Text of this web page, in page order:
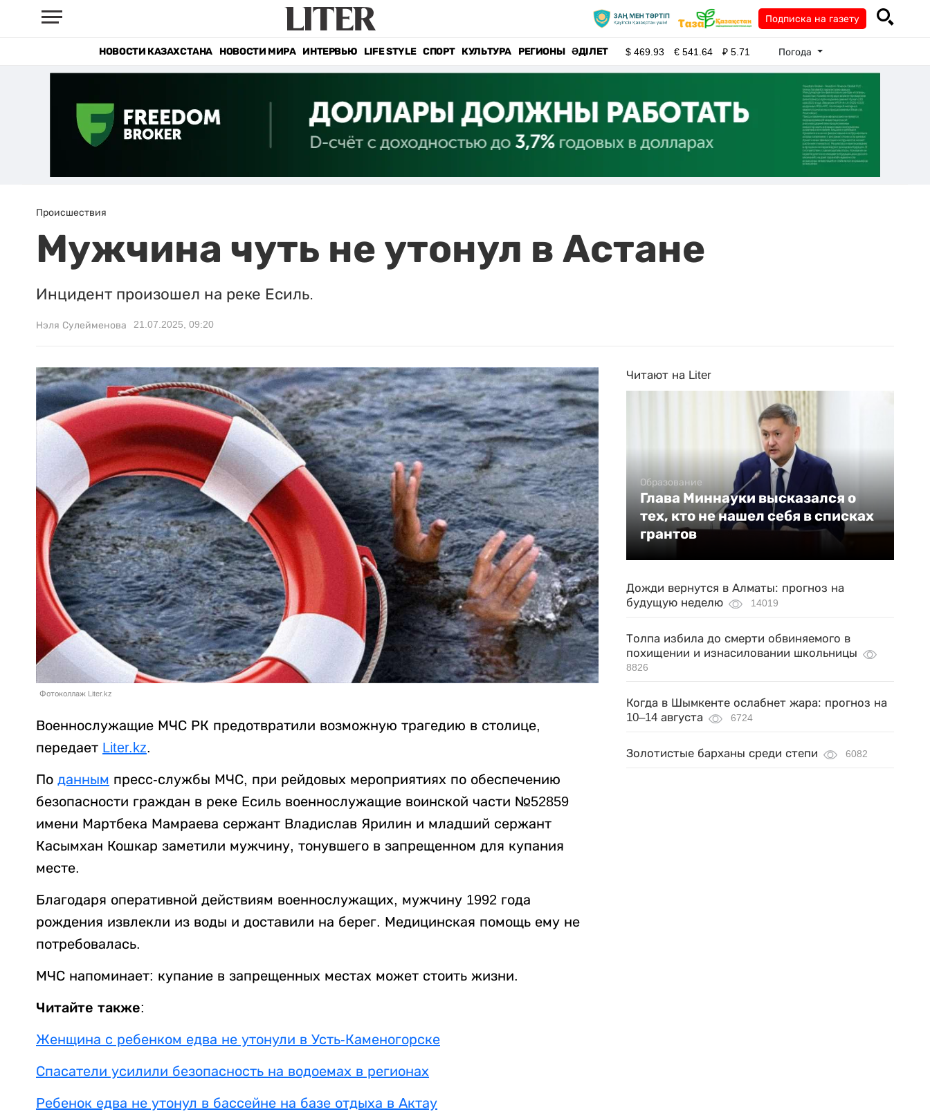
Подписка на газету
НОВОСТИ КАЗАХСТАНА НОВОСТИ МИРА ИНТЕРВЬЮ LIFE STYLE СПОРТ КУЛЬТУРА РЕГИОНЫ ӘДІЛЕТ $469.93 €541.64 ₽5.71 Погода
Происшествия
Мужчина чуть не утонул в Астане
Инцидент произошел на реке Есиль.
Нэля Сулейменова 21.07.2025, 09:20
Фотоколлаж Liter.kz
Военнослужащие МЧС РК предотвратили возможную трагедию в столице,
передает Liter.kz.
По данным пресс-службы МЧС, при рейдовых мероприятиях по обеспечению
безопасности граждан в реке Есиль военнослужащие воинской части №52859
имени Мартбека Мамраева сержант Владислав Ярилин и младший сержант
Касымхан Кошкар заметили мужчину, тонувшего в запрещенном для купания
месте.
Благодаря оперативной действиям военнослужащих, мужчину 1992 года
рождения извлекли из воды и доставили на берег. Медицинская помощь ему не
потребовалась.
МЧС напоминает: купание в запрещенных местах может стоить жизни.
Читайте также:
Женщина с ребенком едва не утонули в Усть-Каменогорске
Спасатели усилили безопасность на водоемах в регионах
Ребенок едва не утонул в бассейне на базе отдыха в Актау
Читают на Liter
Образование
Глава Миннауки высказался о
тех, кто не нашел себя в списках
грантов
Дожди вернутся в Алматы: прогноз на
будущую неделю
14019
Толпа избила до смерти обвиняемого в
похищении и изнасиловании школьницы
8826
Когда в Шымкенте ослабнет жара: прогноз на
10–14 августа
6724
Золотистые барханы среди степи 6082